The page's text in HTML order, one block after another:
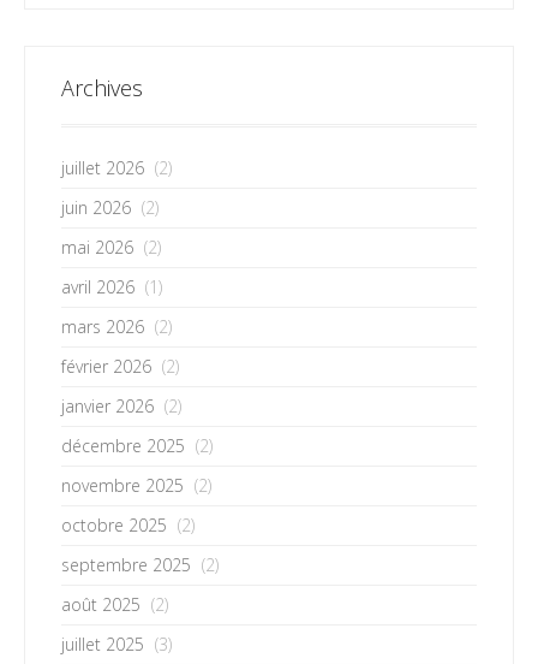
Archives
juillet 2026 (2)
juin 2026 (2)
mai 2026 (2)
avril 2026 (1)
mars 2026 (2)
février 2026 (2)
janvier 2026 (2)
décembre 2025 (2)
novembre 2025 (2)
octobre 2025 (2)
septembre 2025 (2)
août 2025 (2)
juillet 2025 (3)